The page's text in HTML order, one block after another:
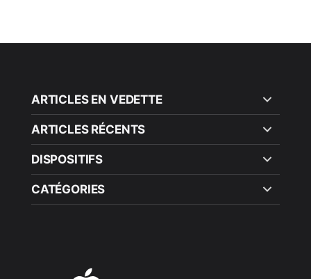
ARTICLES EN VEDETTE
ARTICLES RÉCENTS
DISPOSITIFS
CATÉGORIES